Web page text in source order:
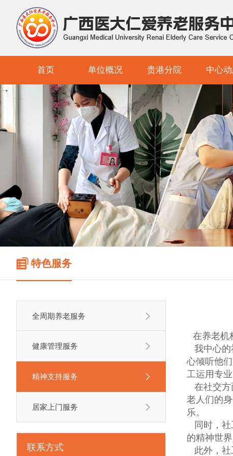
首页 单位概况 贵港分院 中心
特色服务
全周期养老服务
健康管理服务
精神支持服务
居家上门服务
联系方式
在养老机
我中心的
心倾听他
工运用专
在社交方
老人们的
乐。
同时，社
的精神世
此外，社